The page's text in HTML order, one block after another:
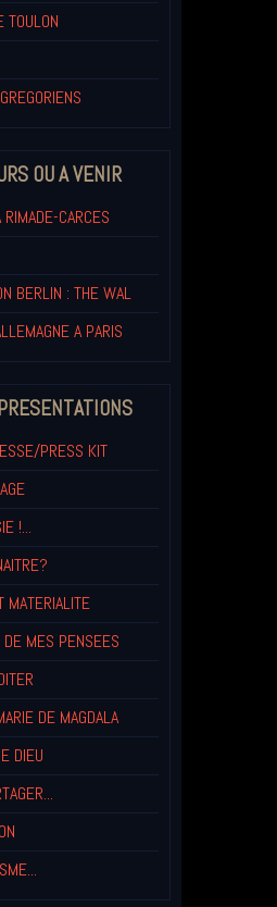
TOULON
OU A VENIR
CARCES
BERLIN : THE WAL
A PARIS
PRESS KIT
!...
MATERIALITE
DE MES PENSEES
DE MAGDALA
DIEU